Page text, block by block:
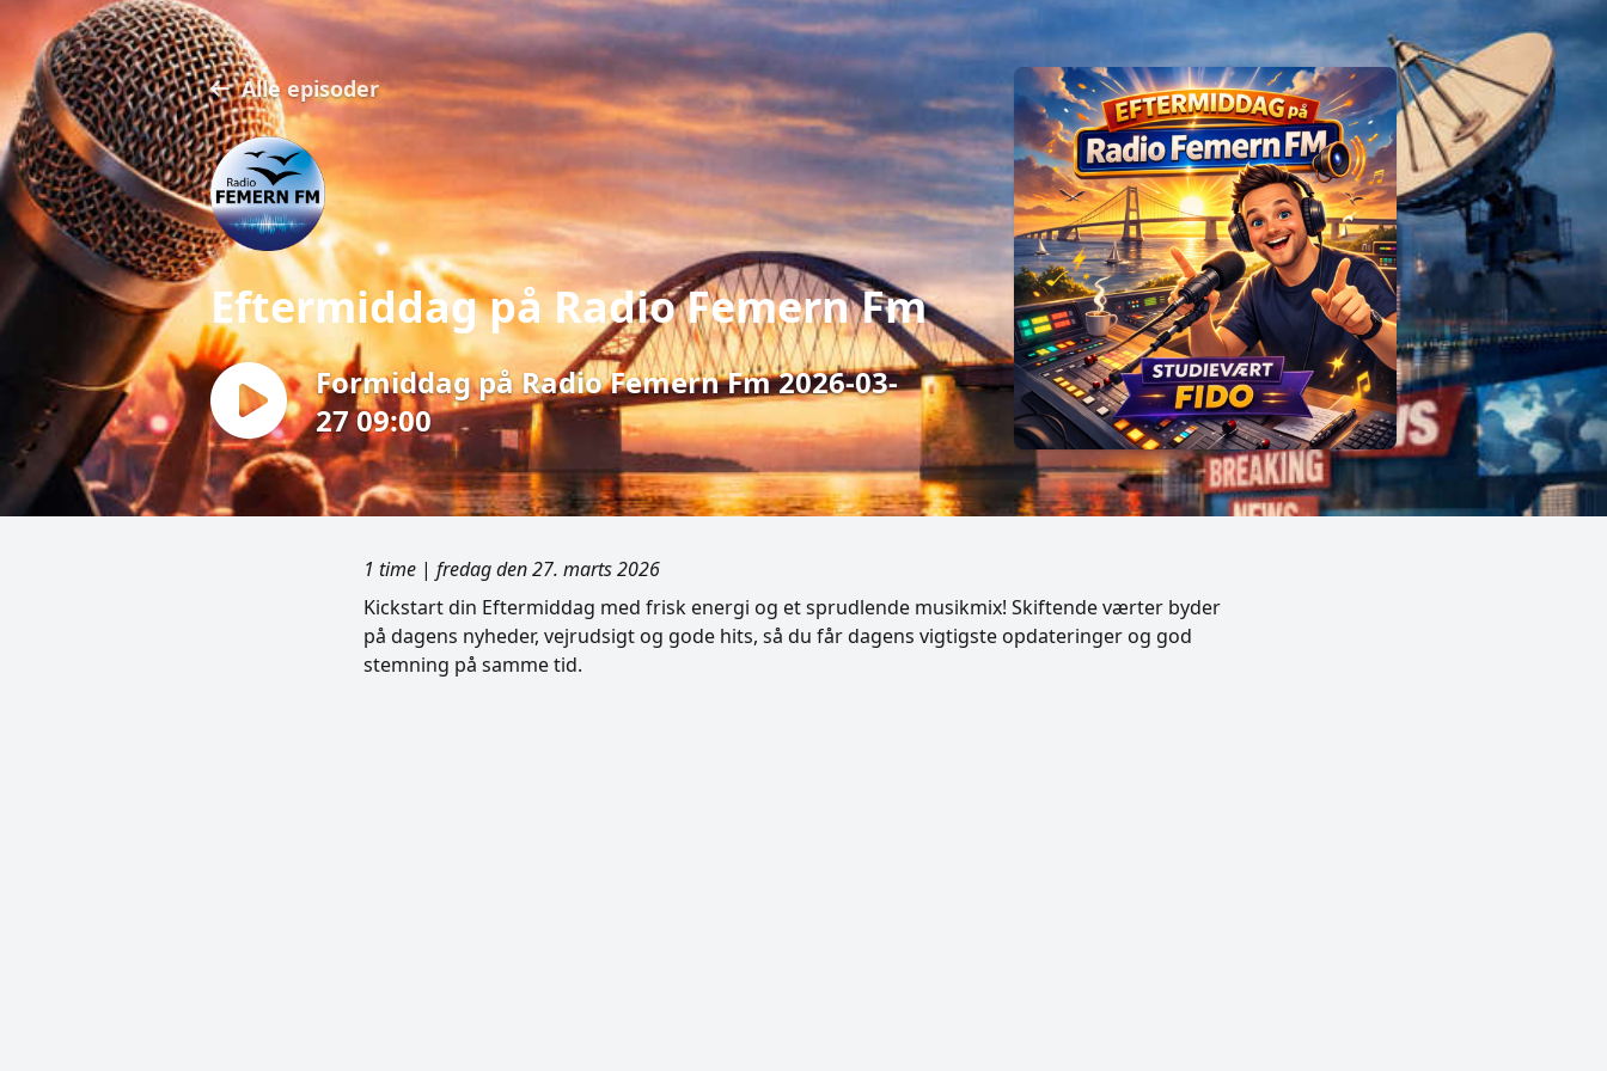
Alle episoder
Eftermiddag på Radio Femern Fm
Formiddag på Radio Femern Fm 2026-03-
27 09:00
1 time | fredag den 27. marts 2026
Kickstart din Eftermiddag med frisk energi og et sprudlende musikmix! Skiftende værter byder
på dagens nyheder, vejrudsigt og gode hits, så du får dagens vigtigste opdateringer og god
stemning på samme tid.